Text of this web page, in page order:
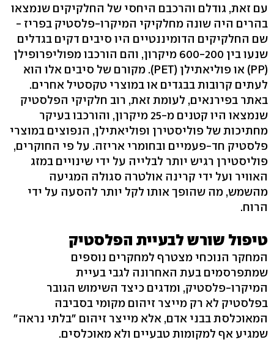
עם זאת, גודלם והרכבם היחסי של החלקיקים שנמצאו
בהרים היה שונה מחלקיקי המיקרו-פלסטיק בפריז -
שם החלקיקים הדומיננטיים היו סיבים דקים בגדלים
שנעו בין 600-200 מיקרון, והם הורכבו מפוליפרופילן
(PP) או פוליאתילן (PET). מקורם של סיבים אלו הוא
לעתים קרובות בבגדים או במוצרי טקסטיל אחרים.
באתר בפירנאים, לעומת זאת, רוב חלקיקי הפלסטיק
שנמצאו היו קטנים מ-25 מיקרון, והורכבו בעיקר
מחתיכות של פוליסטירן ופוליאתילן, הנפוצים במוצרי
פלסטיק חד-פעמיים ובחומרי אריזה. על פי החוקרים,
פוליסטירן רגיש יותר לבלייה על ידי שינויים במזג
האוויר ועל ידי קרינה אולטרה סגולה המגיעה
מהשמש, מה שהופך אותו לקל יותר להסעה על ידי
הרוח.
טיפול שורש לבעיית הפלסטיק
המחקר הנוכחי מצטרף למחקרים נוספים
שמתפרסמים בעת האחרונה לגבי בעיית
המיקרו-פלסטיק, ומדגים כיצד השימוש הגובר
בפלסטיק לא רק מייצר זיהום מקומי בסביבה
המאוכלסת בבני אדם, אלא מייצר זיהום "בלתי נראה"
שמגיע אף למקומות טבעיים ולא מאוכלסים.